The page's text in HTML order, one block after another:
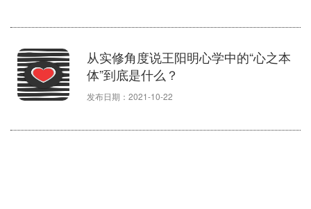
从实修角度说王阳明心学中的“心之本
体”到底是什么？
发布日期：2021-10-22